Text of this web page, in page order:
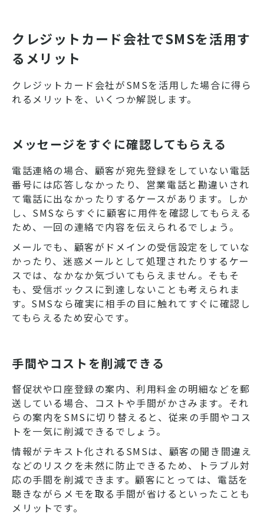
クレジットカード会社でSMSを活用す
るメリット
クレジットカード会社がSMSを活用した場合に得ら
れるメリットを、いくつか解説します。
メッセージをすぐに確認してもらえる
電話連絡の場合、顧客が宛先登録をしていない電話
番号には応答しなかったり、営業電話と勘違いされ
て電話に出なかったりするケースがあります。しか
し、SMSならすぐに顧客に用件を確認してもらえる
ため、一回の連絡で内容を伝えられるでしょう。
メールでも、顧客がドメインの受信設定をしていな
かったり、迷惑メールとして処理されたりするケー
スでは、なかなか気づいてもらえません。そもそ
も、受信ボックスに到達しないことも考えられま
す。SMSなら確実に相手の目に触れてすぐに確認し
てもらえるため安心です。
手間やコストを削減できる
督促状や口座登録の案内、利用料金の明細などを郵
送している場合、コストや手間がかさみます。それ
らの案内をSMSに切り替えると、従来の手間やコス
トを一気に削減できるでしょう。
情報がテキスト化されるSMSは、顧客の聞き間違え
などのリスクを未然に防止できるため、トラブル対
応の手間を削減できます。顧客にとっては、電話を
聴きながらメモを取る手間が省けるといったことも
メリットです。